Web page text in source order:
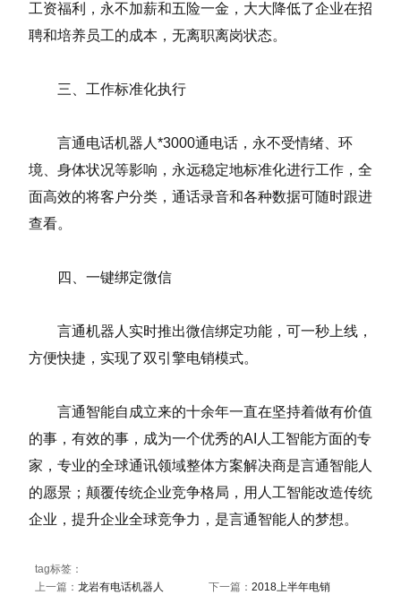
工资福利，永不加薪和五险一金，大大降低了企业在招
聘和培养员工的成本，无离职离岗状态。
三、工作标准化执行
言通电话机器人*3000通电话，永不受情绪、环
境、身体状况等影响，永远稳定地标准化进行工作，全
面高效的将客户分类，通话录音和各种数据可随时跟进
查看。
四、一键绑定微信
言通机器人实时推出微信绑定功能，可一秒上线，
方便快捷，实现了双引擎电销模式。
言通智能自成立来的十余年一直在坚持着做有价值
的事，有效的事，成为一个优秀的AI人工智能方面的专
家，专业的全球通讯领域整体方案解决商是言通智能人
的愿景；颠覆传统企业竞争格局，用人工智能改造传统
企业，提升企业全球竞争力，是言通智能人的梦想。
tag标签：
上一篇： 龙岩有电话机器人
下一篇： 2018上半年电销